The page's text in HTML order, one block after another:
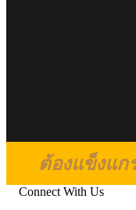
ต้องแข็งแ
Connect With Us